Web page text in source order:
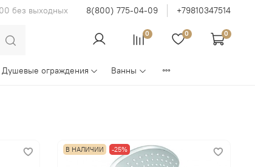
без выходных 8(800) 775-04-09 +79810347514
0 0 0
Душевые ограждения Ванны
В НАЛИЧИИ -25%